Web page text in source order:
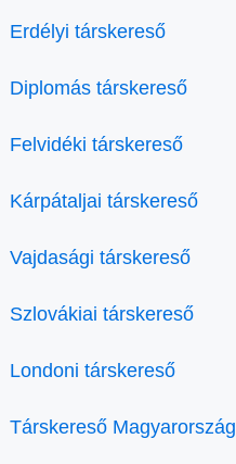
Erdélyi társkereső
Diplomás társkereső
Felvidéki társkereső
Kárpátaljai társkereső
Vajdasági társkereső
Szlovákiai társkereső
Londoni társkereső
Társkereső Magyarország